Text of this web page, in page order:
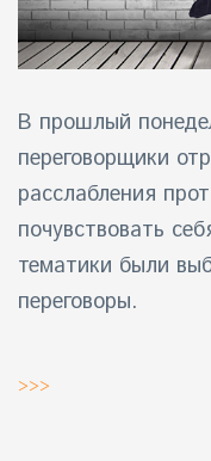
В прошлый
переговорщики
расслабления
почувствовать
тематики были
переговоры.
>>>